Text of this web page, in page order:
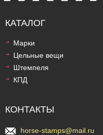
КАТАЛОГ
Марки
Цельные вещи
Штемпеля
КПД
КОНТАКТЫ
horse-stamps@mail.ru